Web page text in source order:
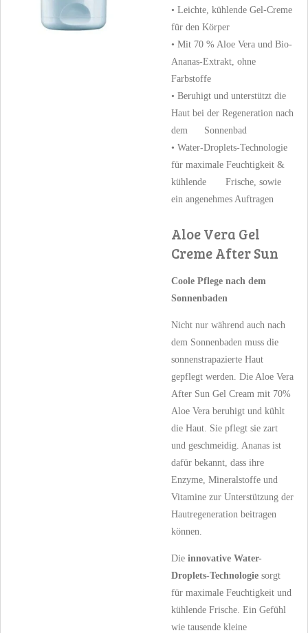
• Leichte, kühlende Gel-Creme
für den Körper
• Mit 70 % Aloe Vera und Bio-
Ananas-Extrakt, ohne
Farbstoffe
• Beruhigt und unterstützt die
Haut bei der Regeneration nach
dem Sonnenbad
• Water-Droplets-Technologie
für maximale Feuchtigkeit &
kühlende Frische, sowie
ein angenehmes Auftragen
Aloe Vera Gel
Creme After Sun
Coole Pflege nach dem
Sonnenbaden
Nicht nur während auch nach
dem Sonnenbaden muss die
sonnenstrapazierte Haut
gepflegt werden. Die Aloe Vera
After Sun Gel Cream mit 70%
Aloe Vera beruhigt und kühlt
die Haut. Sie pflegt sie zart
und geschmeidig. Ananas ist
dafür bekannt, dass ihre
Enzyme, Mineralstoffe und
Vitamine zur Unterstützung der
Hautregeneration beitragen
können.
Die innovative Water-
Droplets-Technologie sorgt
für maximale Feuchtigkeit und
kühlende Frische. Ein Gefühl
wie tausende kleine